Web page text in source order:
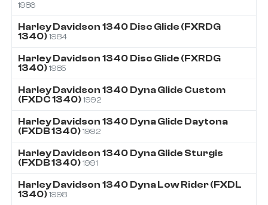
1986
Harley Davidson 1340 Disc Glide (FXRDG
1340) 1984
Harley Davidson 1340 Disc Glide (FXRDG
1340) 1985
Harley Davidson 1340 Dyna Glide Custom
(FXDC 1340) 1992
Harley Davidson 1340 Dyna Glide Daytona
(FXDB 1340) 1992
Harley Davidson 1340 Dyna Glide Sturgis
(FXDB 1340) 1991
Harley Davidson 1340 Dyna Low Rider (FXDL
1340) 1998